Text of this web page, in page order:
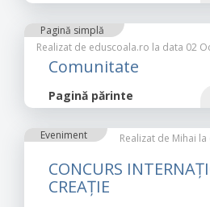
Pagină simplă
Realizat de eduscoala.ro la data 02
Comunitate
Pagină părinte
Eveniment Realizat de Mihai la
CONCURS
CREAȚIE